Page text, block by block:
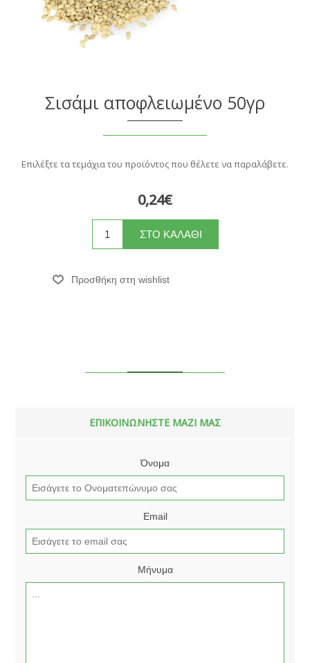
Σισάμι αποφλειωμένο 50γρ
Επιλέξτε τα τεμάχια του προϊόντος που θέλετε να παραλάβετε.
0,24€
ΕΠΙΚΟΙΝΩΝΗΣΤΕ ΜΑΖΙ ΜΑΣ
Όνομα
Email
Μήνυμα